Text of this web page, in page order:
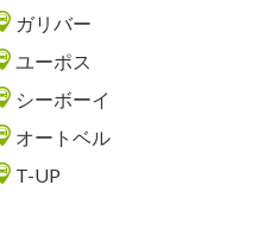
ガリバー
ユーポス
シーボーイ
オートベル
T-UP